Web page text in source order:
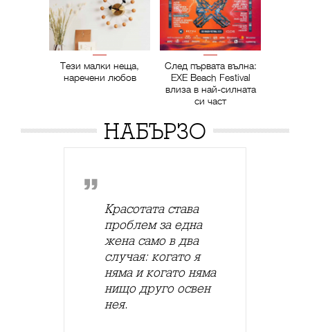
Тези малки неща,
наречени любов
След първата вълна:
EXE Beach Festival
влиза в най-силната
си част
НАБЪРЗО
Красотата става
проблем за една
жена само в два
случая: когато я
няма и когато няма
нищо друго освен
нея.